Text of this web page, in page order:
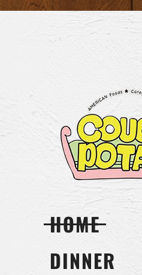
HOME
DINNER